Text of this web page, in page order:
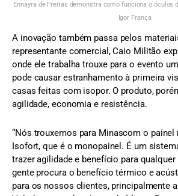
Ennayra de Freitas demonstra como funciona o óculos
Igor França
A inovação também passa pelos
representante comercial, Caio Militão
onde ele trabalha trouxe para o evento
pode causar estranhamento à primeira
casas feitas com isopor. O produto,
agilidade, economia e resistência.
“Nós trouxemos para Minascom o
Isofort, que é o monopainel. É um
trazer agilidade e benefício para
gente procura o benefício térmico e
para os nossos clientes, principalmente